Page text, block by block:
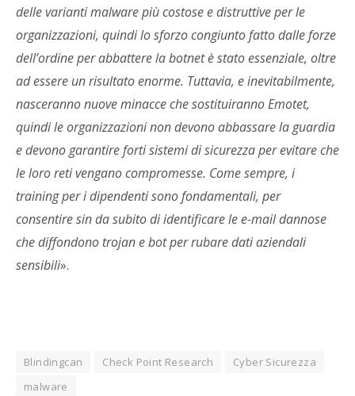
delle varianti malware più costose e distruttive per le
organizzazioni, quindi lo sforzo congiunto fatto dalle forze
dell’ordine per abbattere la botnet è stato essenziale, oltre
ad essere un risultato enorme. Tuttavia, e inevitabilmente,
nasceranno nuove minacce che sostituiranno Emotet,
quindi le organizzazioni non devono abbassare la guardia
e devono garantire forti sistemi di sicurezza per evitare che
le loro reti vengano compromesse. Come sempre, i
training per i dipendenti sono fondamentali, per
consentire sin da subito di identificare le e-mail dannose
che diffondono trojan e bot per rubare dati aziendali
sensibili».
Blindingcan Check Point Research
Cyber Sicurezza
malware